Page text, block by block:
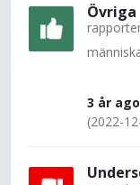
Övriga
3 år ago
(2022-